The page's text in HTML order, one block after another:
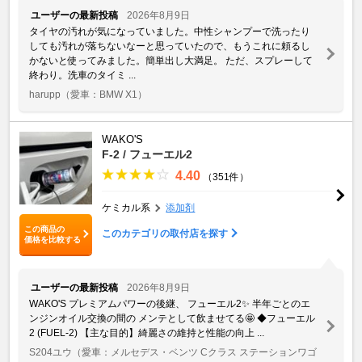
ユーザーの最新投稿
2026年8月9日
タイヤの汚れが気になっていました。中性シャンプーで洗ったり
しても汚れが落ちないなーと思っていたので、もうこれに頼るし
かないと使ってみました。簡単出し大満足。 ただ、スプレーして
終わり。洗車のタイミ ...
harupp （愛車：BMW X1）
この商品の
価格を比較する
WAKO'S
F-2 / フューエル2
4.40 （351件）
ケミカル系 添加剤
このカテゴリの取付店を探す
ユーザーの最新投稿
2026年8月9日
WAKO'S プレミアムパワーの後継、 フューエル2✨ 半年ごとのエ
ンジンオイル交換の間の メンテとして飲ませてる🤩 ◆フューエル
2 (FUEL-2) 【主な目的】綺麗さの維持と性能の向上 ...
S204ユウ （愛車：メルセデス・ベンツ Cクラス ステーションワゴ